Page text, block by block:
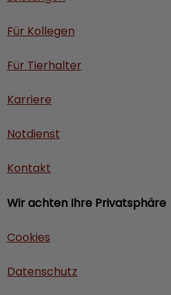
Für Kollegen
Für Tierhalter
Karriere
Notdienst
Kontakt
Wir achten Ihre Privatsphäre
Cookies
Datenschutz